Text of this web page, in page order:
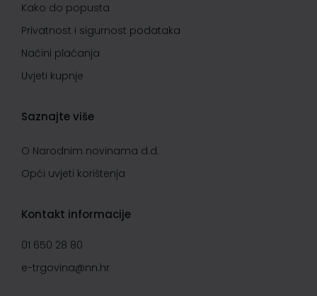
Kako do popusta
Privatnost i sigurnost podataka
Načini plaćanja
Uvjeti kupnje
Saznajte više
O Narodnim novinama d.d.
Opći uvjeti korištenja
Kontakt informacije
01 650 28 80
e-trgovina@nn.hr